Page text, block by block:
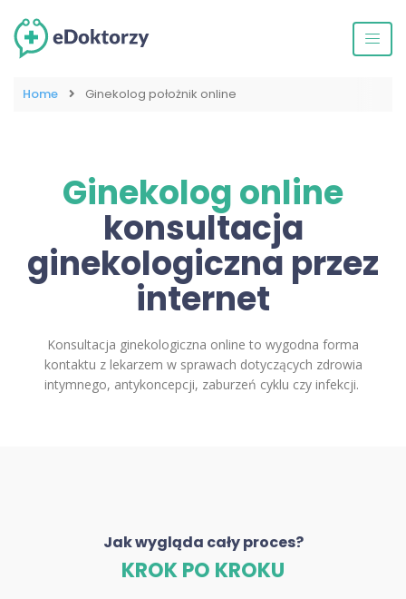
Home Ginekolog położnik online
Ginekolog online
konsultacja
ginekologiczna przez
internet
Konsultacja ginekologiczna online to wygodna forma
kontaktu z lekarzem w sprawach dotyczących zdrowia
intymnego, antykoncepcji, zaburzeń cyklu czy infekcji.
Jak wygląda cały proces?
KROK PO KROKU